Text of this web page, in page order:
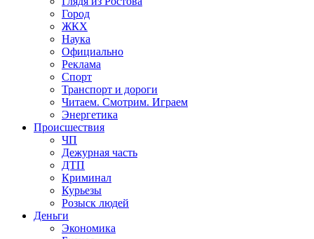
Город
ЖКХ
Наука
Официально
Реклама
Спорт
Транспорт и дороги
Читаем. Смотрим. Играем
Энергетика
Происшествия
ЧП
Дежурная часть
ДТП
Криминал
Курьезы
Розыск людей
Деньги
Экономика